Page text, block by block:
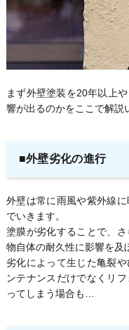
まず外壁塗装を20年以上
響が出るのかをここで解説
■外壁劣化の進行
外壁は常に雨風や紫外線
でいきます。
塗膜が劣化することで、
物自体の耐久性に影響を及
劣化によって生じた亀裂
ンテナンスだけでなくリ
ってしまう場合も…